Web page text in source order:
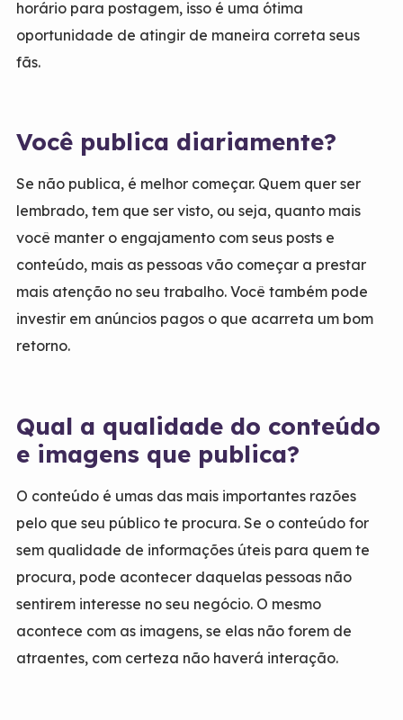
horário para postagem, isso é uma ótima
oportunidade de atingir de maneira correta seus
fãs.
Você publica diariamente?
Se não publica, é melhor começar. Quem quer ser
lembrado, tem que ser visto, ou seja, quanto mais
você manter o engajamento com seus posts e
conteúdo, mais as pessoas vão começar a prestar
mais atenção no seu trabalho. Você também pode
investir em anúncios pagos o que acarreta um bom
retorno.
Qual a qualidade do conteúdo
e imagens que publica?
O conteúdo é umas das mais importantes razões
pelo que seu público te procura. Se o conteúdo for
sem qualidade de informações úteis para quem te
procura, pode acontecer daquelas pessoas não
sentirem interesse no seu negócio. O mesmo
acontece com as imagens, se elas não forem de
atraentes, com certeza não haverá interação.